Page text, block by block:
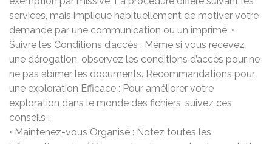
services, mais implique habituellement de motiver votre
demande par une communication ou un imprimé. •
Suivre les Conditions d’accès : Même si vous recevez
une dérogation, observez les conditions d’accès pour ne
ne pas abîmer les documents. Recommandations pour
une exploration Efficace : Pour améliorer votre
exploration dans le monde des fichiers, suivez ces
conseils :
• Maintenez-vous Organisé : Notez toutes les